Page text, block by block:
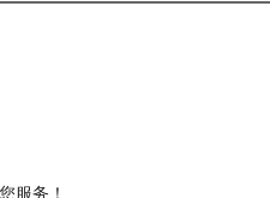
服务！